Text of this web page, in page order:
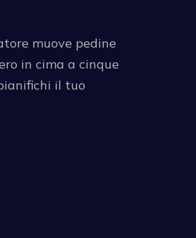
muove pedine
in cima a cinque
il tuo